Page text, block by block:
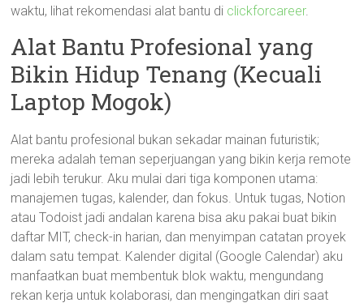
waktu, lihat rekomendasi alat bantu di clickforcareer.
Alat Bantu Profesional yang
Bikin Hidup Tenang (Kecuali
Laptop Mogok)
Alat bantu profesional bukan sekadar mainan futuristik;
mereka adalah teman seperjuangan yang bikin kerja remote
jadi lebih terukur. Aku mulai dari tiga komponen utama:
manajemen tugas, kalender, dan fokus. Untuk tugas, Notion
atau Todoist jadi andalan karena bisa aku pakai buat bikin
daftar MIT, check-in harian, dan menyimpan catatan proyek
dalam satu tempat. Kalender digital (Google Calendar) aku
manfaatkan buat membentuk blok waktu, mengundang
rekan kerja untuk kolaborasi, dan mengingatkan diri saat